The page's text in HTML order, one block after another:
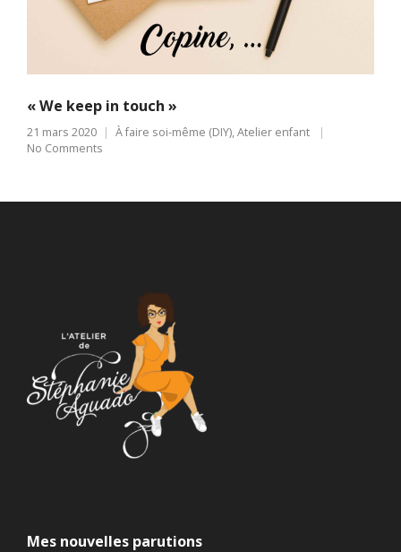
« We keep in touch »
21 mars 2020 À faire soi-même (DIY),Atelier enfant
No Comments
Mes nouvelles parutions